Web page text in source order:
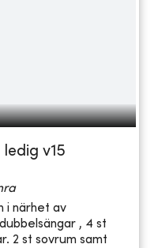
v15
i närhet av
, 4 st
2 st sovrum samt